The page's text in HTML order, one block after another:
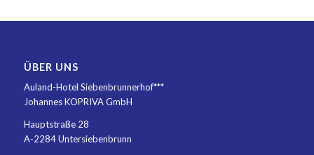
ÜBER UNS
Auland-Hotel Siebenbrunnerhof***
Johannes KOPRIVA GmbH
Hauptstraße 28
A-2284 Untersiebenbrunn